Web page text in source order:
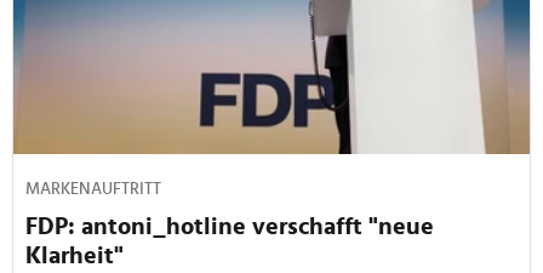
MARKENAUFTRITT
FDP: antoni_hotline verschafft "neue
Klarheit"